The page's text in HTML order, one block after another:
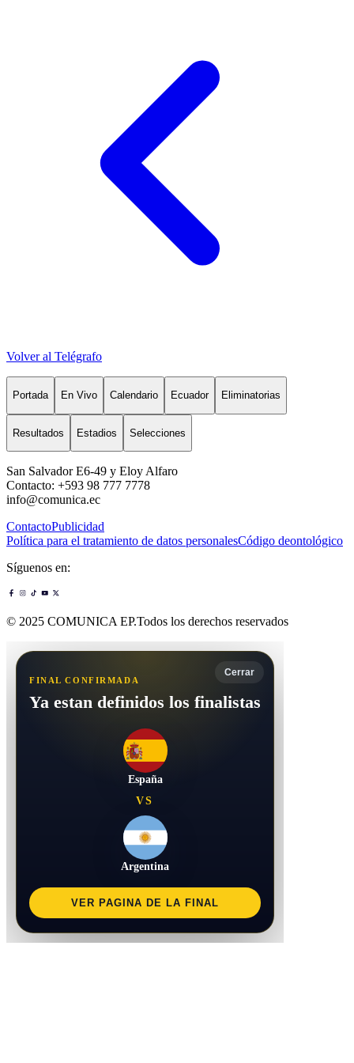
Volver al Telégrafo
Portada En Vivo Calendario Ecuador Eliminatorias
Resultados Estadios Selecciones
San Salvador E6-49 y Eloy Alfaro
Contacto: +593 98 777 7778
info@comunica.ec
ContactoPublicidad
Política para el tratamiento de datos personalesCódigo deontológico
Síguenos en:
© 2025 COMUNICA EP.Todos los derechos reservados
Cerrar
FINAL CONFIRMADA
Ya estan definidos los finalistas
España
VS
Argentina
VER PAGINA DE LA FINAL